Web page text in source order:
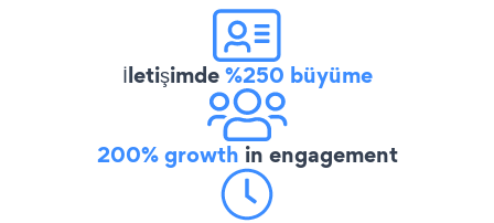
İletişimde%250 büyüme
200% growth in engagement